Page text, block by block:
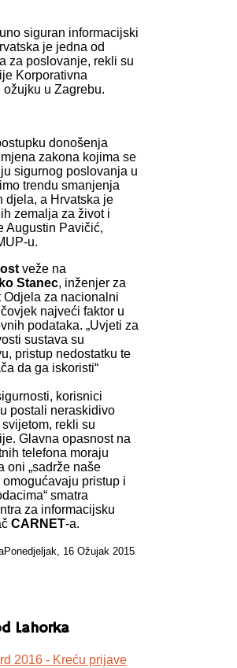
siguran informacijski
je jedna od
za poslovanje, rekli su
Korporativna
u Zagrebu.
donošenja
zakona kojima se
sigurnog poslovanja u
trendu smanjenja
djela, a Hrvatska je
zemalja za život i
Augustin Pavičić,
u.
veže na
Stanec, inženjer za
Odjela za nacionalni
najveći faktor u
podataka. „Uvjeti za
sustava su
pristup nedostatku te
da ga iskoristi“
korisnici
postali neraskidivo
svijetom, rekli su
Glavna opasnost na
telefona moraju
oni „sadrže naše
pristup i
smatra
za informacijsku
CARNET-a.
16 Ožujak 2015
Lahorka
2016 - Kreću prijave